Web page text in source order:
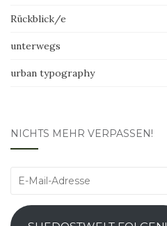
Rückblick/e
unterwegs
urban typography
NICHTS MEHR VERPASSEN!
E-
Adresse